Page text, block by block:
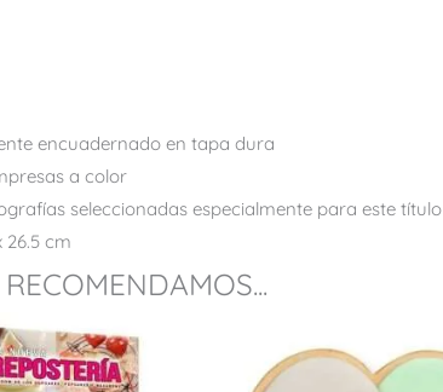
encuadernado en tapa dura
a color
seleccionadas especialmente para este título
26.5 cm